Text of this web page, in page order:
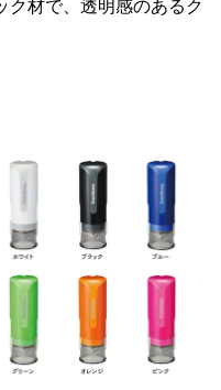
ク材で、透明感のあるク